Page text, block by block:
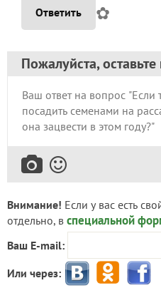
Ответить ✿
Пожалуйста,
Внимание! Если у вас есть
отдельно, в специальной
Ваш E-mail:
Или через: